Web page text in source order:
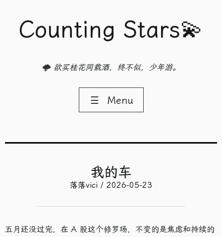
Counting Stars💫
🌩️ 欲买桂花同载酒，终不似，少年游。
☰ Menu
我的车
落落vici / 2026-05-23
五月还没过完，在 A 股这个修罗场，不变的是焦虑和持续的